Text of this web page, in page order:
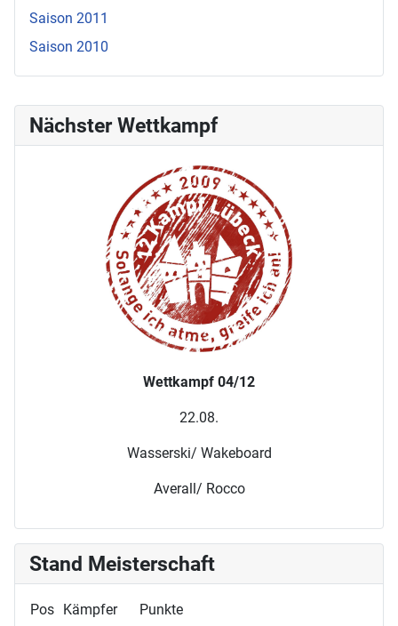
Nächster Wettkampf
Wettkampf 04/12
22.08.
Wasserski/ Wakeboard
Averall/ Rocco
Stand Meisterschaft
Pos Kämpfer
Punkte
Saison 2011
Saison 2010